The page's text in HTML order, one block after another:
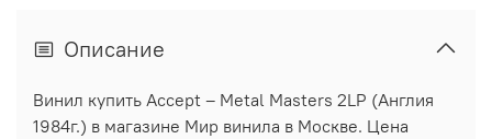
Описание
Винил купить Accept ‎– Metal Masters 2LP (Англия
1984г.) в магазине Мир винила в Москве. Цена